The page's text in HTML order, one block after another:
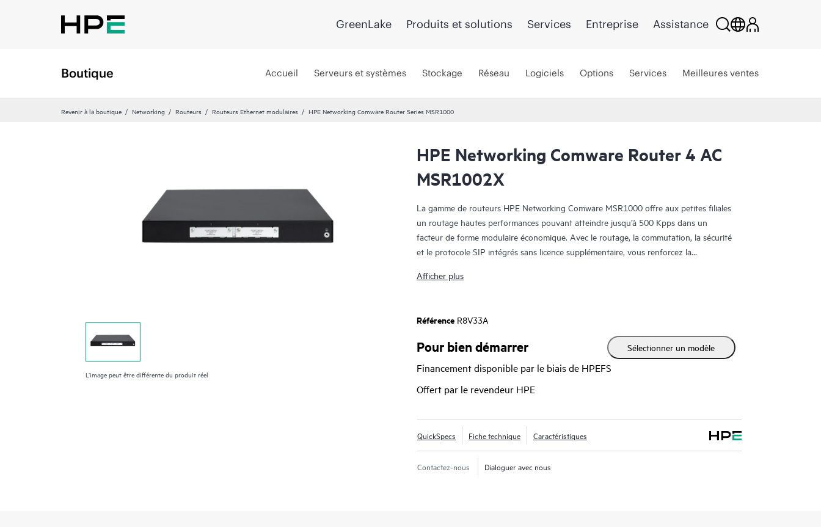
GreenLake Produits et solutions Services Entreprise Assistance
Boutique Accueil Serveurs et systèmes Stockage Réseau Logiciels Options Services Meilleures ventes
Revenir à la boutique Networking Routeurs Routeurs Ethernet modulaires HPE Networking Comware Router Series MSR1000
L’image peut être différente du produit réel
HPE Networking Comware Router 4 AC
MSR1002X
La gamme de routeurs HPE Networking Comware MSR1000 offre aux petites filiales
un routage hautes performances pouvant atteindre jusqu’à 500 Kpps dans un
facteur de forme modulaire économique. Avec le routage, la commutation, la sécurité
et le protocole SIP intégrés sans licence supplémentaire, vous renforcez la
pointe, ainsi qu’un choix d’options de connectivité pour fournir des normes flexibles
et ouvertes et une protection durable des investissements avec des CAPEX et des
dépenses d’exploitation inférieures pour les succursales de petite taille.
Afficher plus
Référence R8V33A
Pour bien démarrer
Financement disponible par le biais de HPEFS
Offert par le revendeur HPE
Sélectionner un modèle
QuickSpecs Fiche technique Caractéristiques
Contactez-nous Dialoguer avec nous